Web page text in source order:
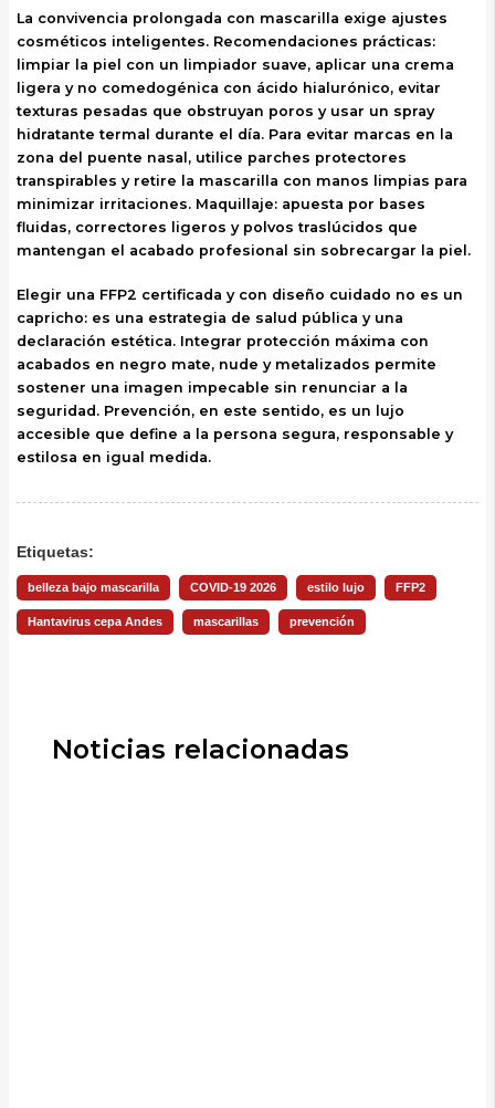
La convivencia prolongada con mascarilla exige ajustes
cosméticos inteligentes. Recomendaciones prácticas:
limpiar la piel con un limpiador suave, aplicar una crema
ligera y no comedogénica con ácido hialurónico, evitar
texturas pesadas que obstruyan poros y usar un spray
hidratante termal durante el día. Para evitar marcas en la
zona del puente nasal, utilice parches protectores
transpirables y retire la mascarilla con manos limpias para
minimizar irritaciones. Maquillaje: apuesta por bases
fluidas, correctores ligeros y polvos traslúcidos que
mantengan el acabado profesional sin sobrecargar la piel.
Elegir una FFP2 certificada y con diseño cuidado no es un
capricho: es una estrategia de salud pública y una
declaración estética. Integrar protección máxima con
acabados en negro mate, nude y metalizados permite
sostener una imagen impecable sin renunciar a la
seguridad. Prevención, en este sentido, es un lujo
accesible que define a la persona segura, responsable y
estilosa en igual medida.
Etiquetas:
belleza bajo mascarilla COVID-19 2026 estilo lujo FFP2
Hantavirus cepa Andes mascarillas prevención
Noticias relacionadas